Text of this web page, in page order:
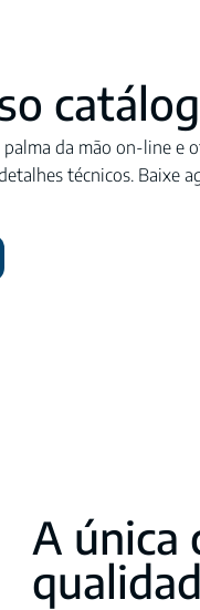
da mão on-line e
técnicos. Baixe
A única